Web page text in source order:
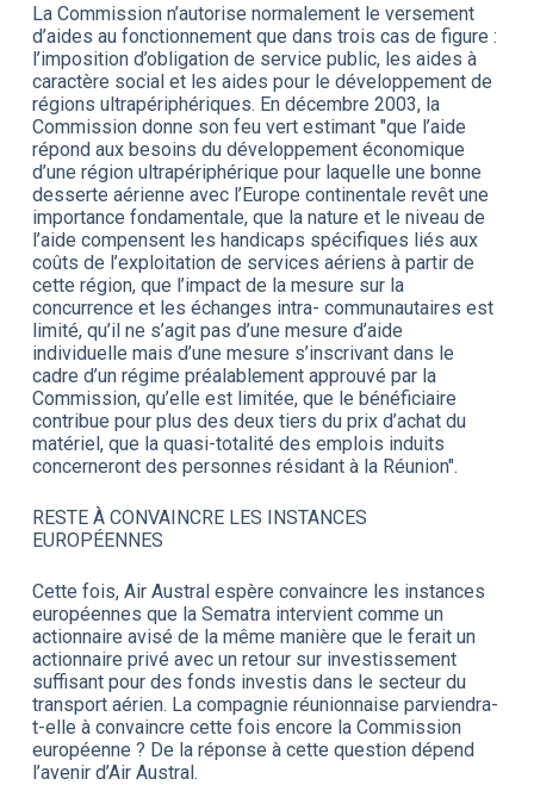
La Commission n’autorise normalement le versement
d’aides au fonctionnement que dans trois cas de figure :
l’imposition d’obligation de service public, les aides à
caractère social et les aides pour le développement de
régions ultrapériphériques. En décembre 2003, la
Commission donne son feu vert estimant "que l’aide
répond aux besoins du développement économique
d’une région ultrapériphérique pour laquelle une bonne
desserte aérienne avec l’Europe continentale revêt une
importance fondamentale, que la nature et le niveau de
l’aide compensent les handicaps spécifiques liés aux
coûts de l’exploitation de services aériens à partir de
cette région, que l’impact de la mesure sur la
concurrence et les échanges intra- communautaires est
limité, qu’il ne s’agit pas d’une mesure d’aide
individuelle mais d’une mesure s’inscrivant dans le
cadre d’un régime préalablement approuvé par la
Commission, qu’elle est limitée, que le bénéficiaire
contribue pour plus des deux tiers du prix d’achat du
matériel, que la quasi-totalité des emplois induits
concerneront des personnes résidant à la Réunion".
RESTE À CONVAINCRE LES INSTANCES
EUROPÉENNES
Cette fois, Air Austral espère convaincre les instances
européennes que la Sematra intervient comme un
actionnaire avisé de la même manière que le ferait un
actionnaire privé avec un retour sur investissement
suffisant pour des fonds investis dans le secteur du
transport aérien. La compagnie réunionnaise parviendra-
t-elle à convaincre cette fois encore la Commission
européenne ? De la réponse à cette question dépend
l’avenir d’Air Austral.